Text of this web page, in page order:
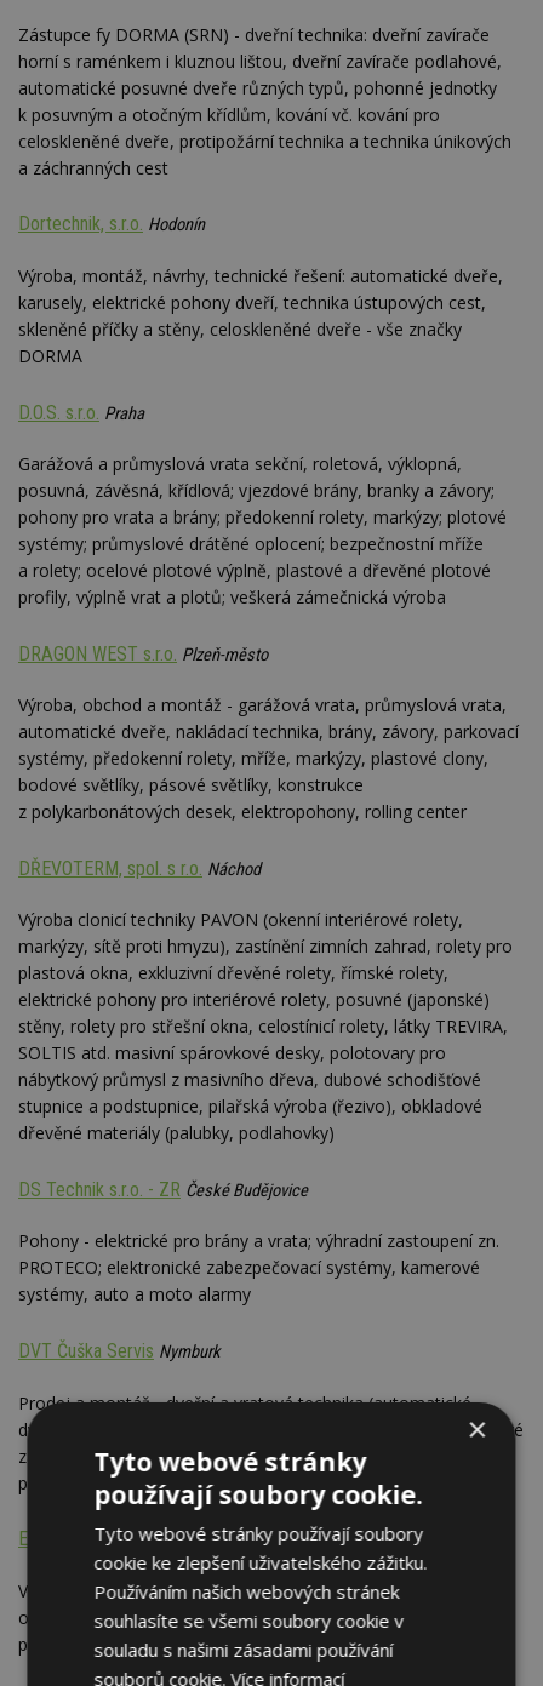
Zástupce fy DORMA (SRN) - dveřní technika: dveřní zavírače
horní s raménkem i kluznou lištou, dveřní zavírače podlahové,
automatické posuvné dveře různých typů, pohonné jednotky
k posuvným a otočným křídlům, kování vč. kování pro
celoskleněné dveře, protipožární technika a technika únikových
a záchranných cest
Dortechnik, s.r.o. Hodonín
Výroba, montáž, návrhy, technické řešení: automatické dveře,
karusely, elektrické pohony dveří, technika ústupových cest,
skleněné příčky a stěny, celoskleněné dveře - vše značky
DORMA
D.O.S. s.r.o. Praha
Garážová a průmyslová vrata sekční, roletová, výklopná,
posuvná, závěsná, křídlová; vjezdové brány, branky a závory;
pohony pro vrata a brány; předokenní rolety, markýzy; plotové
systémy; průmyslové drátěné oplocení; bezpečnostní mříže
a rolety; ocelové plotové výplně, plastové a dřevěné plotové
profily, výplně vrat a plotů; veškerá zámečnická výroba
DRAGON WEST s.r.o. Plzeň-město
Výroba, obchod a montáž - garážová vrata, průmyslová vrata,
automatické dveře, nakládací technika, brány, závory, parkovací
systémy, předokenní rolety, mříže, markýzy, plastové clony,
bodové světlíky, pásové světlíky, konstrukce
z polykarbonátových desek, elektropohony, rolling center
DŘEVOTERM, spol. s r.o. Náchod
Výroba clonicí techniky PAVON (okenní interiérové rolety,
markýzy, sítě proti hmyzu), zastínění zimních zahrad, rolety pro
plastová okna, exkluzivní dřevěné rolety, římské rolety,
elektrické pohony pro interiérové rolety, posuvné (japonské)
stěny, rolety pro střešní okna, celostínicí rolety, látky TREVIRA,
SOLTIS atd. masivní spárovkové desky, polotovary pro
nábytkový průmysl z masivního dřeva, dubové schodišťové
stupnice a podstupnice, pilařská výroba (řezivo), obkladové
dřevěné materiály (palubky, podlahovky)
DS Technik s.r.o. - ZR České Budějovice
Pohony - elektrické pro brány a vrata; výhradní zastoupení zn.
PROTECO; elektronické zabezpečovací systémy, kamerové
systémy, auto a moto alarmy
DVT Čuška Servis Nymburk
Prodej a montáž - dveřní a vratová technika (automatické
dveře, garážová a průmyslová vrata, pohony na brány, vjezdové
závory, elektrické závory, vjezdové zábrany, dálkové ovládání,
přístupové systémy)
E & P s.r.o. Praha
Výhradní zastoupení firmy RIB (Italia) - prodej automatického
otevírání všech vratových systémů, pohonů pro vrata,
průmyslových závor; výroba, montáž a servis vrat
×
Tyto webové stránky
používají soubory cookie.
Tyto webové stránky používají soubory
cookie ke zlepšení uživatelského zážitku.
Používáním našich webových stránek
souhlasíte se všemi soubory cookie v
souladu s našimi zásadami používání
souborů cookie.Více informací